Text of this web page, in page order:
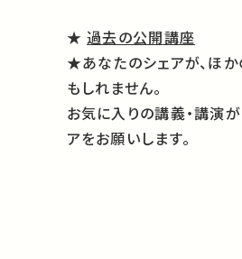
★過去の公開講座
★あなたのシェアが、ほ
もしれません。
お気に入りの講義・講演
アをお願いします。